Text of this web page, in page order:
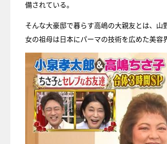
備されている。
そんな大豪邸で暮らす高嶋の大親友とは、
女の祖母は日本にパーマの技術を広めた美容